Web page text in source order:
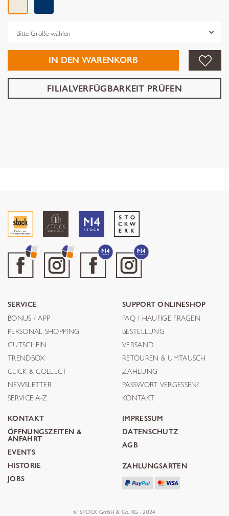
IN DEN WARENKORB
FILIALVERFÜGBARKEIT PRÜFEN
SERVICE
BONUS / APP
PERSONAL SHOPPING
GUTSCHEIN
TRENDBOX
CLICK & COLLECT
NEWSLETTER
SERVICE A-Z
SUPPORT ONLINESHOP
FAQ / HÄUFIGE FRAGEN
BESTELLUNG
VERSAND
RETOUREN & UMTAUSCH
ZAHLUNG
PASSWORT VERGESSEN?
KONTAKT
KONTAKT
ÖFFNUNGSZEITEN &
ANFAHRT
EVENTS
HISTORIE
JOBS
IMPRESSUM
DATENSCHUTZ
AGB
ZAHLUNGSARTEN
© STOCK GmbH & Co. KG . 2024